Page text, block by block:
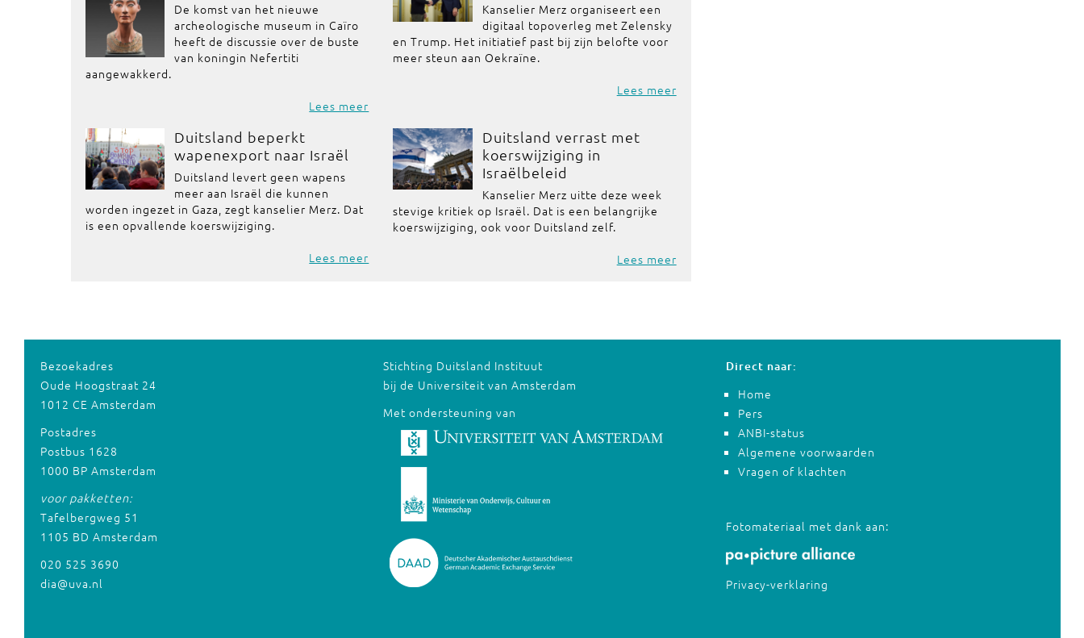
De komst van het nieuwe
archeologische museum in Caïro
heeft de discussie over de buste
van koningin Nefertiti
aangewakkerd.
Lees meer
Kanselier Merz organiseert een
digitaal topoverleg met Zelensky
en Trump. Het initiatief past bij zijn belofte voor
meer steun aan Oekraïne.
Lees meer
Duitsland beperkt
wapenexport naar Israël
Duitsland levert geen wapens
meer aan Israël die kunnen
worden ingezet in Gaza, zegt kanselier Merz. Dat
is een opvallende koerswijziging.
Lees meer
Duitsland verrast met
koerswijziging in
Israëlbeleid
Kanselier Merz uitte deze week
stevige kritiek op Israël. Dat is een belangrijke
koerswijziging, ook voor Duitsland zelf.
Lees meer
Bezoekadres
Oude Hoogstraat 24
1012 CE Amsterdam
Postadres
Postbus 1628
1000 BP Amsterdam
voor pakketten:
Tafelbergweg 51
1105 BD Amsterdam
020 525 3690
dia@uva.nl
Stichting Duitsland Instituut
bij de Universiteit van Amsterdam
Met ondersteuning van
Direct naar:
Home
Pers
ANBI-status
Algemene voorwaarden
Vragen of klachten
Fotomateriaal met dank aan:
Privacy-verklaring